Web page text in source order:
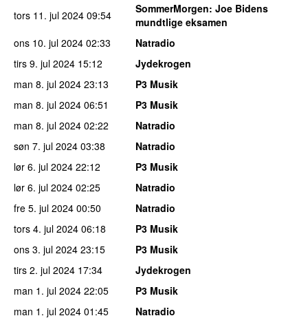
tors 11. jul 2024 09:54 SommerMorgen: Joe Bidens
mundtlige eksamen
ons 10. jul 2024 02:33
Natradio
tirs 9. jul 2024 15:12
Jydekrogen
man 8. jul 2024 23:13
P3 Musik
man 8. jul 2024 06:51
P3 Musik
man 8. jul 2024 02:22
Natradio
søn 7. jul 2024 03:38
Natradio
lør 6. jul 2024 22:12
P3 Musik
lør 6. jul 2024 02:25
Natradio
fre 5. jul 2024 00:50
Natradio
tors 4. jul 2024 06:18
P3 Musik
ons 3. jul 2024 23:15
P3 Musik
tirs 2. jul 2024 17:34
Jydekrogen
man 1. jul 2024 22:05
P3 Musik
man 1. jul 2024 01:45
Natradio